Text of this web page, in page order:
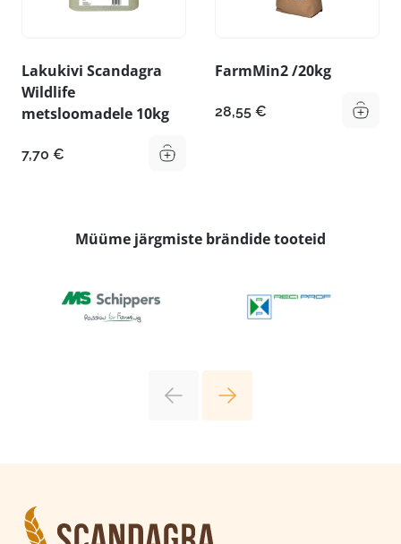
Lakukivi Scandagra
Wildlife
metsloomadele 10kg
7,70 €
FarmMin2 /20kg
28,55 €
Müüme järgmiste brändide tooteid